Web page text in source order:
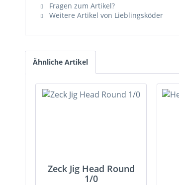
Fragen zum Artikel?
Weitere Artikel von Lieblingsköder
Ähnliche Artikel
Zeck Jig Head Round
1/0